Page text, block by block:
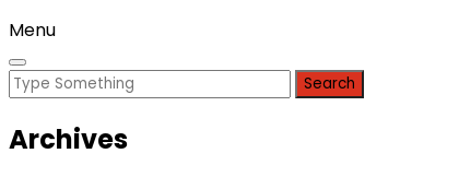
Menu
Search
Archives